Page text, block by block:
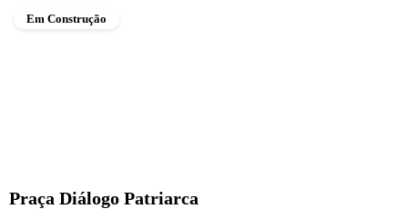
Em Construção
Praça Diálogo Patriarca